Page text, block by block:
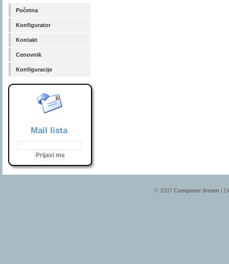
Početna
Konfigurator
Kontakt
Cenovnik
Konfiguracije
Mail lista
© 2007 Computer dream |